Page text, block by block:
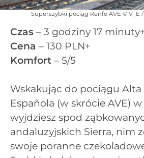
Superszybki pociąg Renfe AVE © V_E
Czas – 3 godziny 17
Cena – 130 PLN+
Komfort – 5/5
Wskakując do pociągu Alta
Española (w skrócie AVE)
wyjdziesz spod
andaluzyjskich Sierra, nim
swoje poranne